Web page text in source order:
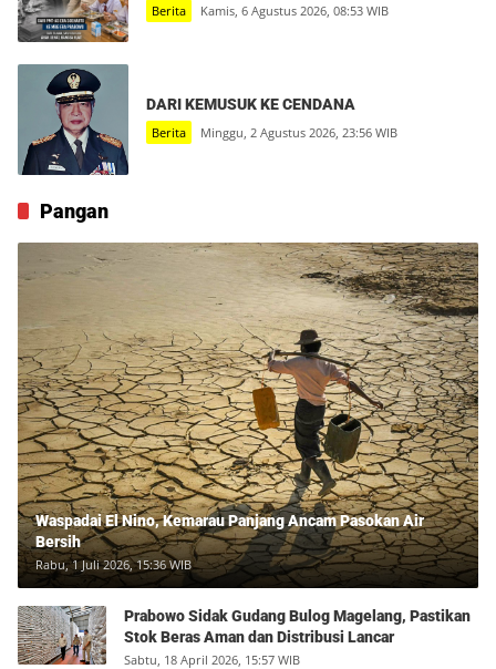
Berita Kamis, 6 Agustus 2026, 08:53 WIB
DARI KEMUSUK KE CENDANA
Berita Minggu, 2 Agustus 2026, 23:56 WIB
Pangan
Waspadai El Nino, Kemarau Panjang Ancam Pasokan Air
Bersih
Rabu, 1 Juli 2026, 15:36 WIB
Prabowo Sidak Gudang Bulog Magelang, Pastikan
Stok Beras Aman dan Distribusi Lancar
Sabtu, 18 April 2026, 15:57 WIB